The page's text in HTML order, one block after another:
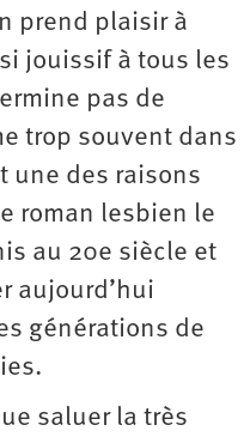
prend plaisir à
jouissif à tous les
pas de
trop souvent dans
une des raisons
roman lesbien le
au 20e siècle et
aujourd’hui
générations de
saluer la très